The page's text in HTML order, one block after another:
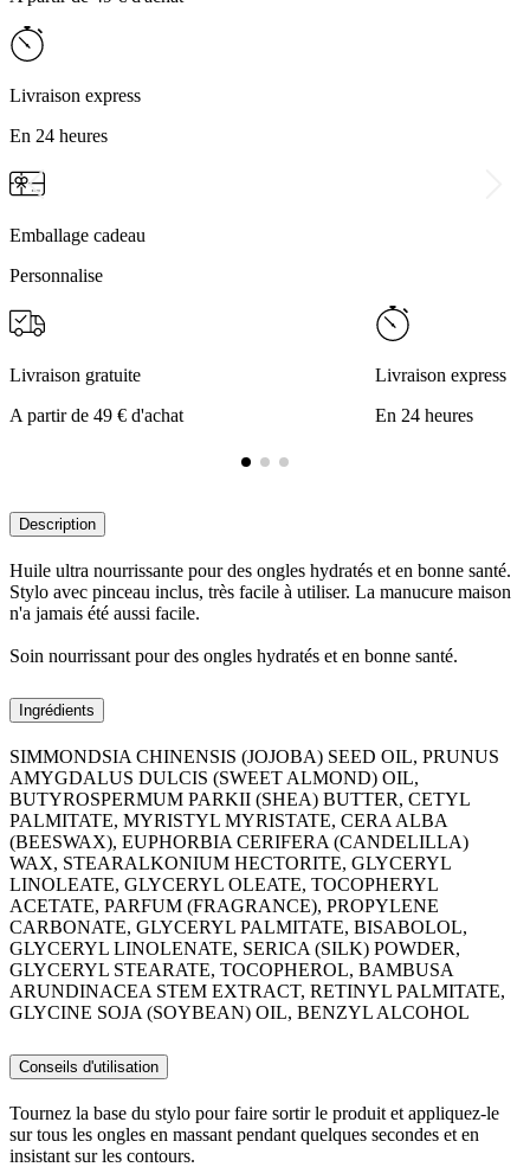
Livraison express
En 24 heures
Emballage cadeau
Personnalise
Livraison gratuite
A partir de 49 € d'achat
Livraison express
En 24 heures
Description
Huile ultra nourrissante pour des ongles hydratés et en bonne santé.
Stylo avec pinceau inclus, très facile à utiliser. La manucure maison
n'a jamais été aussi facile.
Soin nourrissant pour des ongles hydratés et en bonne santé.
Ingrédients
SIMMONDSIA CHINENSIS (JOJOBA) SEED OIL, PRUNUS
AMYGDALUS DULCIS (SWEET ALMOND) OIL,
BUTYROSPERMUM PARKII (SHEA) BUTTER, CETYL
PALMITATE, MYRISTYL MYRISTATE, CERA ALBA
(BEESWAX), EUPHORBIA CERIFERA (CANDELILLA)
WAX, STEARALKONIUM HECTORITE, GLYCERYL
LINOLEATE, GLYCERYL OLEATE, TOCOPHERYL
ACETATE, PARFUM (FRAGRANCE), PROPYLENE
CARBONATE, GLYCERYL PALMITATE, BISABOLOL,
GLYCERYL LINOLENATE, SERICA (SILK) POWDER,
GLYCERYL STEARATE, TOCOPHEROL, BAMBUSA
ARUNDINACEA STEM EXTRACT, RETINYL PALMITATE,
GLYCINE SOJA (SOYBEAN) OIL, BENZYL ALCOHOL
Conseils d'utilisation
Tournez la base du stylo pour faire sortir le produit et appliquez-le
sur tous les ongles en massant pendant quelques secondes et en
insistant sur les contours.